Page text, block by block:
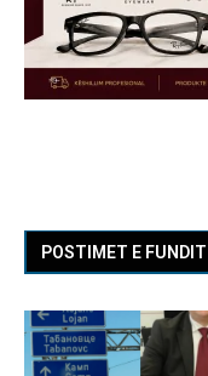
POSTIMET E FUNDIT